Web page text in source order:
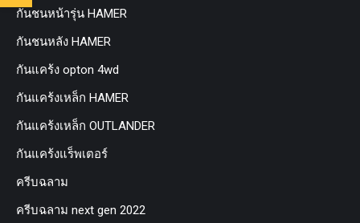
กันชนหน้ารุ่น HAMER
กันชนหลัง HAMER
กันแคร้ง opton 4wd
กันแคร้งเหล็ก HAMER
กันแคร้งเหล็ก OUTLANDER
กันแคร้งแร็พเตอร์
ครีบฉลาม
ครีบฉลาม next gen 2022